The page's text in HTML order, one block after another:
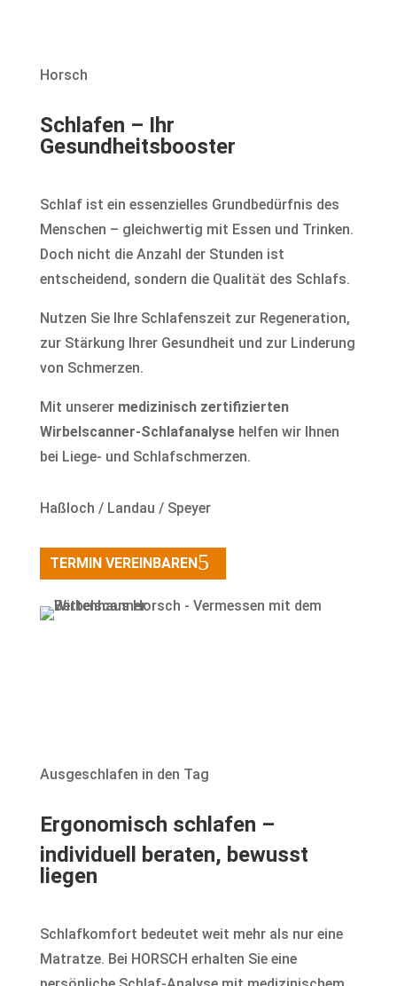
Horsch
Schlafen – Ihr
Gesundheitsbooster
Schlaf ist ein essenzielles Grundbedürfnis des
Menschen – gleichwertig mit Essen und Trinken.
Doch nicht die Anzahl der Stunden ist
entscheidend, sondern die Qualität des Schlafs.
Nutzen Sie Ihre Schlafenszeit zur Regeneration,
zur Stärkung Ihrer Gesundheit und zur Linderung
von Schmerzen.
Mit unserer medizinisch zertifizierten
Wirbelscanner-Schlafanalysehelfen wir Ihnen
bei Liege- und Schlafschmerzen.
Haßloch / Landau / Speyer
TERMIN VEREINBAREN
Ausgeschlafen in den Tag
Ergonomisch schlafen –
individuell beraten, bewusst
liegen
Schlafkomfort bedeutet weit mehr als nur eine
Matratze. Bei HORSCH erhalten Sie eine